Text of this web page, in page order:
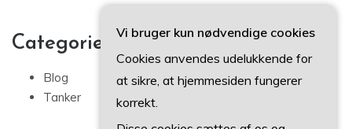
Categories
Blog
Tanker
Vi bruger kun nødvendige cookies
Cookies anvendes udelukkende for
at sikre, at hjemmesiden fungerer
korrekt.